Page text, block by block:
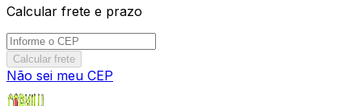
Calcular frete e prazo
Calcular frete
Não sei meu CEP